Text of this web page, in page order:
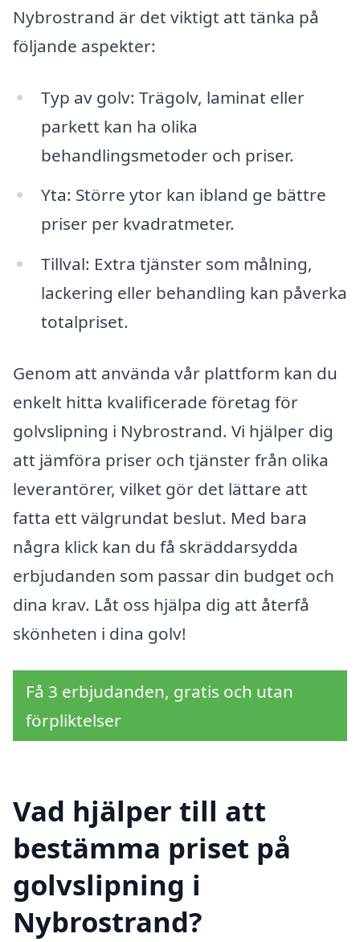
Nybrostrand är det viktigt att tänka på
följande aspekter:
Typ av golv: Trägolv, laminat eller
parkett kan ha olika
behandlingsmetoder och priser.
Yta: Större ytor kan ibland ge bättre
priser per kvadratmeter.
Tillval: Extra tjänster som målning,
lackering eller behandling kan påverka
totalpriset.
Genom att använda vår plattform kan du
enkelt hitta kvalificerade företag för
golvslipning i Nybrostrand. Vi hjälper dig
att jämföra priser och tjänster från olika
leverantörer, vilket gör det lättare att
fatta ett välgrundat beslut. Med bara
några klick kan du få skräddarsydda
erbjudanden som passar din budget och
dina krav. Låt oss hjälpa dig att återfå
skönheten i dina golv!
Få 3 erbjudanden, gratis och utan
förpliktelser
Vad hjälper till att
bestämma priset på
golvslipning i
Nybrostrand?